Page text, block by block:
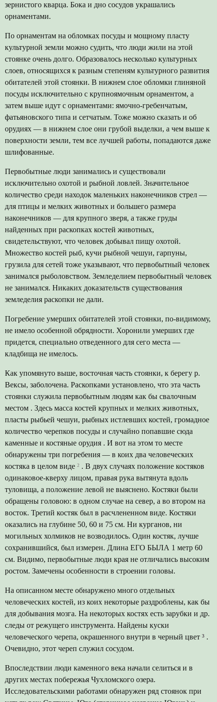
зернистого кварца. Бока и дно сосудов украшались
орнаментами.
По орнаментам на обломках посуды и мощному пласту
культурной земли можно судить, что люди жили на этой
стоянке очень долго. Образовалось несколько культурных
слоев, относящихся к разным степеням культурного развития
обитателей этой стоянки. В нижнем слое обломки глиняной
посуды исключительно с крупноямочным орнаментом, а
затем выше идут с орнаментами: ямочно-гребенчатым,
фатьяновского типа и сетчатым. Тоже можно сказать и об
орудиях — в нижнем слое они грубой выделки, а чем выше к
поверхности земли, тем все лучшей работы, попадаются даже
шлифованные.
Первобытные люди занимались и существовали
исключительно охотой и рыбной ловлей. Значительное
количество среди находок маленьких наконечников стрел —
для птицы и мелких животных и большего размера
наконечников — для крупного зверя, а также груды
найденных при раскопках костей животных,
свидетельствуют, что человек добывал пищу охотой.
Множество костей рыб, кучи рыбной чешуи, гарпуны,
грузила для сетей тоже указывают, что первобытный человек
занимался рыболовством. Земледелием первобытный человек
не занимался. Никаких доказательств существования
земледелия раскопки не дали.
Погребение умерших обитателей этой стоянки, по-видимому,
не имело особенной обрядности. Хоронили умерших где
придется, специально отведенного для сего места —
кладбища не имелось.
Как упомянуто выше, восточная часть стоянки, к берегу р.
Вексы, заболочена. Раскопками установлено, что эта часть
стоянки служила первобытным людям как бы свалочным
местом . Здесь масса костей крупных и мелких животных,
пласты рыбьей чешуи, рыбных истлевших костей, громадное
количество черепков посуды и случайно попавшие сюда
каменные и костяные орудия . И вот на этом то месте
обнаружены три погребения — в коих два человеческих
костяка в целом виде ². В двух случаях положение костяков
одинаковое-кверху лицом, правая рука вытянута вдоль
туловища, а положение левой не выяснено. Костяки были
обращены головою: в одном случае на север, а во втором на
восток. Третий костяк был в расчлененном виде. Костяки
оказались на глубине 50, 60 и 75 см. Ни курганов, ни
могильных холмиков не возводилось. Один костяк, лучше
сохранившийся, был измерен. Длина ЕГО БЫЛА 1 метр 60
см. Видимо, первобытные люди края не отличались высоким
ростом. Замечены особенности в строении головы.
На описанном месте обнаружено много отдельных
человеческих костей, из коих некоторые раздроблены, как бы
для добывания мозга. На некоторых костях есть зарубки и др.
следы от режущего инструмента. Найдены куски
человеческого черепа, окрашенного внутри в черный цвет³ .
Очевидно, этот череп служил сосудом.
Впоследствии люди каменного века начали селиться и в
других местах побережья Чухломского озера.
Исследовательскими работами обнаружен ряд стоянок при